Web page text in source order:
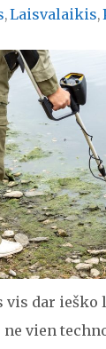
,Laisvalaikis,
vis dar ieško
vien